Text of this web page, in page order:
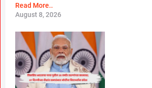
Read More..
August 8, 2026